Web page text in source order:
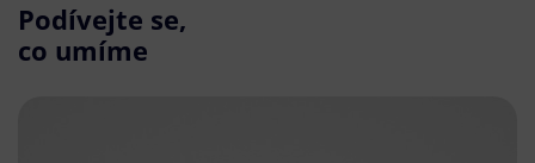
Podívejte se,
co umíme